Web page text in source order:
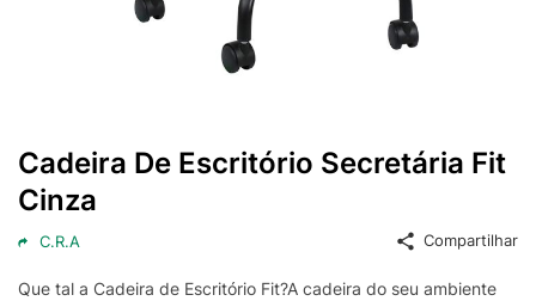
Cadeira De Escritório Secretária Fit
Cinza
C.R.A Compartilhar
Que tal a Cadeira de Escritório Fit?A cadeira do seu ambiente